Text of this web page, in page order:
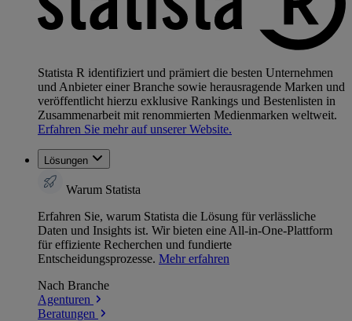
Statista R identifiziert und prämiert die besten Unternehmen
und Anbieter einer Branche sowie herausragende Marken und
veröffentlicht hierzu exklusive Rankings und Bestenlisten in
Zusammenarbeit mit renommierten Medienmarken weltweit.
Erfahren Sie mehr auf unserer Website.
Lösungen
Warum Statista
Erfahren Sie, warum Statista die Lösung für verlässliche
Daten und Insights ist. Wir bieten eine All-in-One-Plattform
für effiziente Recherchen und fundierte
Entscheidungsprozesse. Mehr erfahren
Nach Branche
Agenturen
Beratungen